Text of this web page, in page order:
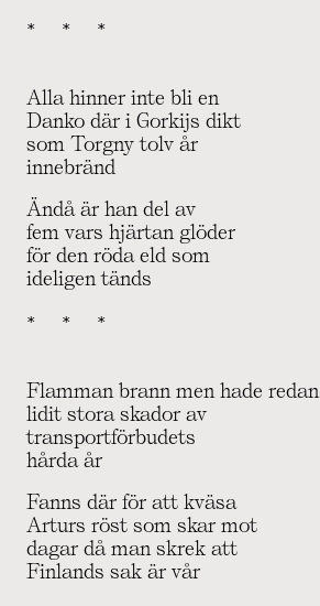
*   *   *
Alla hinner inte bli en
Danko där i Gorkijs dikt
som Torgny tolv år
innebränd
Ändå är han del av
fem vars hjärtan glöder
för den röda eld som
ideligen tänds
*   *   *
Flamman brann men hade redan
lidit stora skador av
transportförbudets
hårda år
Fanns där för att kväsa
Arturs röst som skar mot
dagar då man skrek att
Finlands sak är vår